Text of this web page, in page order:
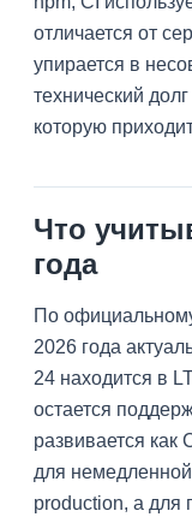
отличается от
упирается в
технический
которую
Что
года
По
2026 года
24 находится в
остается
развивается
для
production, а для